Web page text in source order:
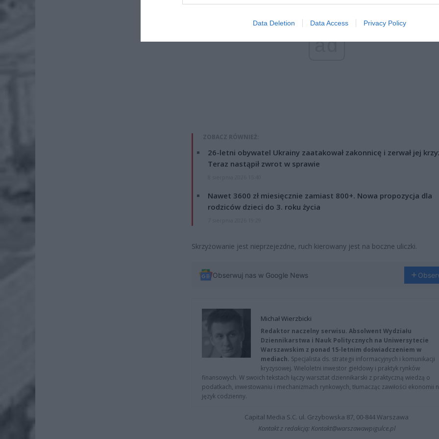
Data Deletion Data Access Privacy Policy
ad
ZOBACZ RÓWNIEŻ:
26-letni obywatel Ukrainy zaatakował zakonnicę i zerwał jej
Teraz nastąpił zwrot w sprawie
Nawet 3600 zł miesięcznie zamiast 800+. Nowa propozycja dla
rodziców dzieci do 3. roku życia
Skrzyżowanie jest nieprzejezdne, ruch kierowany jest na boczne uliczki.
Obserwuj nas w Google News
Michał Wierzbicki
Redaktor naczelny serwisu. Absolwent Wydziału
Dziennikarstwa i Nauk Politycznych na Uniwersytecie
Warszawskim z ponad 15-letnim doświadczeniem w
mediach. Specjalista ds. strategii informacyjnych i komunikacji
kryzysowej. Wieloletni inwestor giełdowy i praktyk rynków
finansowych. W swoich tekstach łączy warsztat dziennikarski z praktyczną wiedzą o
podatkach, inwestowaniu i mechanizmach rynkowych, tłumacząc zawiłości ekonomii
język codzienny.
Capital Media S.C. ul. Grzybowska 87, 00-844 Warszawa
Kontakt z redakcją: Kontakt@warszawawpigulce.pl